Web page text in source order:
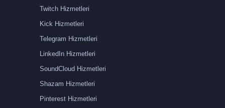
Twitch Hizmetleri
Kick Hizmetleri
Telegram Hizmetleri
LinkedIn Hizmetleri
SoundCloud Hizmetleri
Shazam Hizmetleri
Pinterest Hizmetleri